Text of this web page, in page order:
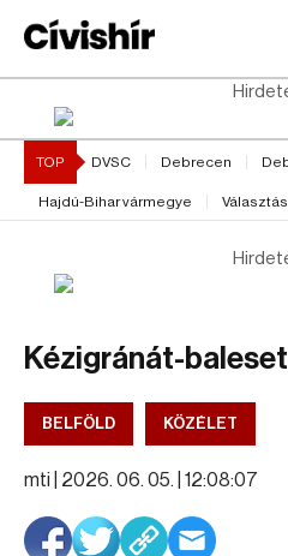
TOP DVSC Debrecen
Hajdú-Bihar vármegye
Kézigránát-
BELFÖLD KÖZÉLET
mti | 2026. 06. 05. | 12:08:07